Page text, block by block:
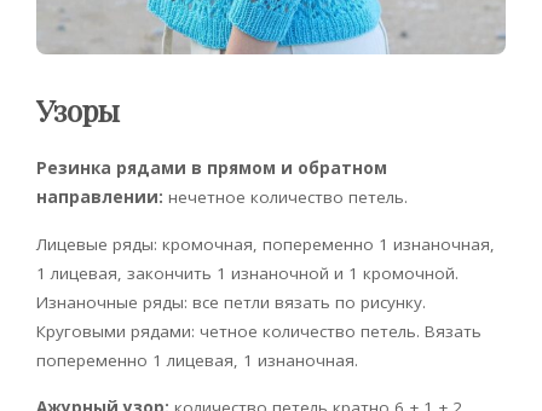
Узоры
Резинка рядами в прямом и обратном
направлении: нечетное количество петель.
Лицевые ряды: кромочная, попеременно 1 изнаночная,
1 лицевая, закончить 1 изнаночной и 1 кромочной.
Изнаночные ряды: все петли вязать по рисунку.
Круговыми рядами: четное количество петель. Вязать
попеременно 1 лицевая, 1 изнаночная.